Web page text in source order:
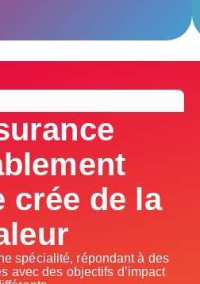
crée de la
spécialité, répondant à des
avec des objectifs d’impact